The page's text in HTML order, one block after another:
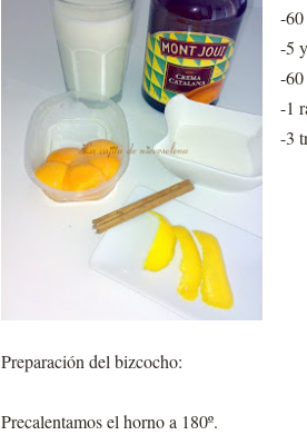
-60
-5
-60
-1
-3
Preparación del bizcocho:
Precalentamos el horno a 180º.